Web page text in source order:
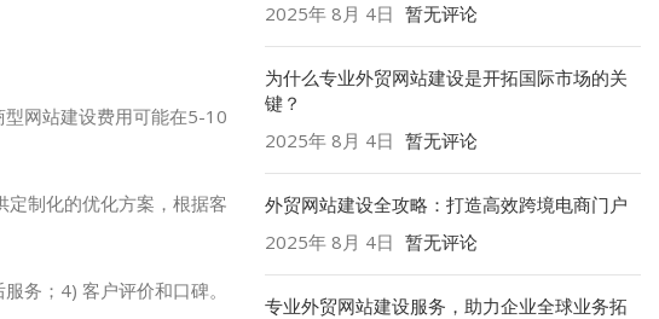
网站建设费用可能在5-10
制化的优化方案，根据客
务；4) 客户评价和口碑。
2025年 8月 4日 暂无评论
为什么专业外贸网站建设是开拓国际市场的关
键？
2025年 8月 4日 暂无评论
外贸网站建设全攻略：打造高效跨境电商门户
2025年 8月 4日 暂无评论
专业外贸网站建设服务，助力企业全球业务拓